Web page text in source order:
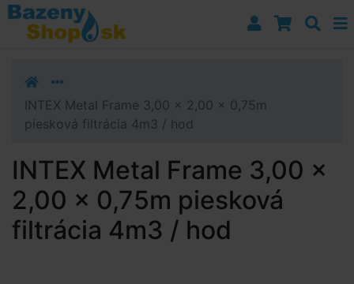
Prejsť k navigácii
Prejsť na obsah
Prejsť k bočnému stĺpci
INTEX Metal Frame 3,00 x 2,00 x 0,75m
piesková filtrácia 4m3 / hod
INTEX Metal Frame 3,00 x
2,00 x 0,75m piesková
filtrácia 4m3 / hod